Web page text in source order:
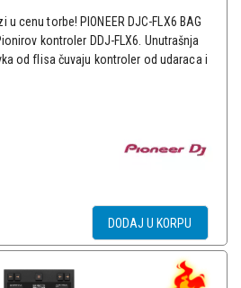
cenu torbe! PIONEER DJC-FLX6 BAG
kontroler DDJ-FLX6. Unutrašnja
od flisa čuvaju kontroler od udaraca i
DODAJ U KORPU